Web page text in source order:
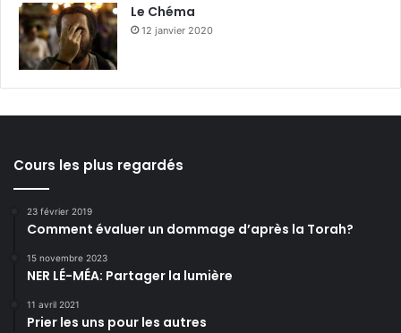
Le Chéma
12 janvier 2020
Cours les plus regardés
23 février 2019
Comment évaluer un dommage d’après la Torah?
15 novembre 2023
NER LÉ-MÉA: Partager la lumière
11 avril 2021
Prier les uns pour les autres